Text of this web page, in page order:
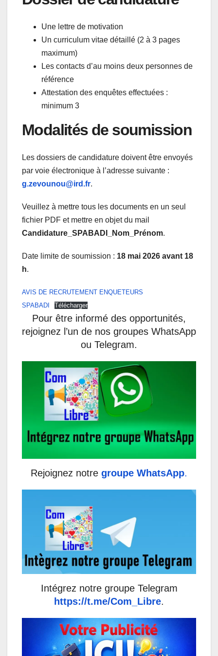
Une lettre de motivation
Un curriculum vitae détaillé (2 à 3 pages
maximum)
Les contacts d’au moins deux personnes de
référence
Attestation des enquêtes effectuées :
minimum 3
Modalités de soumission
Les dossiers de candidature doivent être envoyés
par voie électronique à l’adresse suivante :
g.zevounou@ird.fr.
Veuillez à mettre tous les documents en un seul
fichier PDF et mettre en objet du mail
Candidature_SPABADI_Nom_Prénom.
Date limite de soumission : 18 mai 2026 avant 18
h.
AVIS DE RECRUTEMENT ENQUETEURS
SPABADI
Télécharger
Pour être informé des opportunités,
rejoignez l’un de nos groupes WhatsApp
ou Telegram.
Rejoignez notre groupe WhatsApp.
Intégrez notre groupe Telegram
https://t.me/Com_Libre.